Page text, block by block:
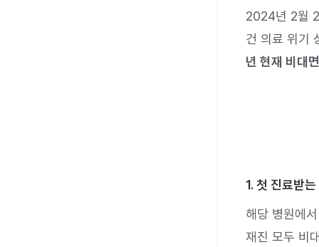
2024년 2월
건 의료 위기
년 현재 비대
1. 첫 진료받
해당 병원에
재진 모두 비